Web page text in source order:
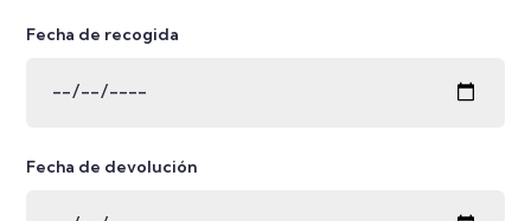
Fecha de recogida
Fecha de devolución